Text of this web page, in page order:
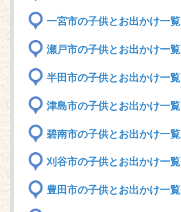
一宮市の子供とお出かけ一覧
瀬戸市の子供とお出かけ一覧
半田市の子供とお出かけ一覧
津島市の子供とお出かけ一覧
碧南市の子供とお出かけ一覧
刈谷市の子供とお出かけ一覧
豊田市の子供とお出かけ一覧